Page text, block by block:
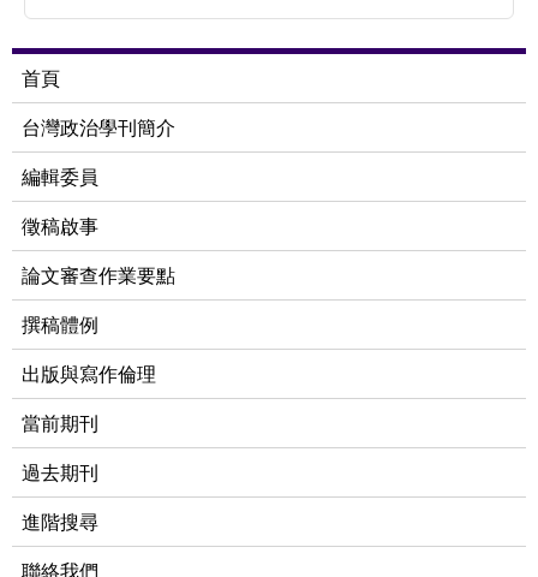
首頁
台灣政治學刊簡介
編輯委員
徵稿啟事
論文審查作業要點
撰稿體例
出版與寫作倫理
當前期刊
過去期刊
進階搜尋
聯絡我們